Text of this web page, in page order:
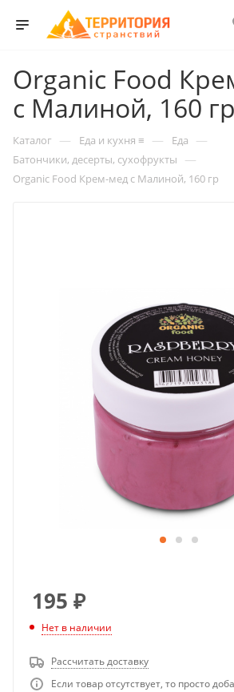
Organic Food
с Малиной, 160 гр
Каталог — Еда и кухня ≡ — Еда —
Батончики, десерты, сухофрукты —
Organic Food Крем-мед с Малиной, 160 гр
195 ₽
Нет в наличии
Рассчитать доставку
Если товар отсутствует, то просто